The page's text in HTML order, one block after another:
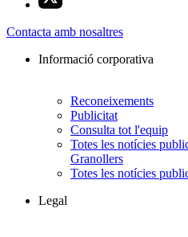
Contacta amb nosaltres
Informació corporativa
Reconeixements
Publicitat
Consulta tot l'equip
Totes les notícies
Granollers
Totes les notícies
Legal